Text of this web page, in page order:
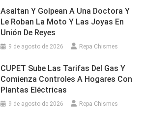
Asaltan Y Golpean A Una Doctora Y
Le Roban La Moto Y Las Joyas En
Unión De Reyes
9 de agosto de 2026 Repa Chismes
CUPET Sube Las Tarifas Del Gas Y
Comienza Controles A Hogares Con
Plantas Eléctricas
9 de agosto de 2026 Repa Chismes